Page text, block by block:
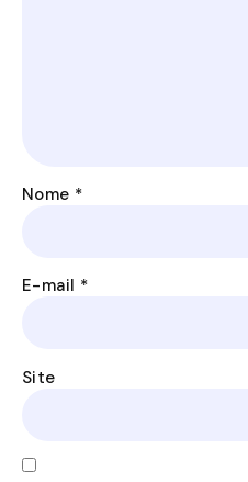
Nome *
E-mail *
Site